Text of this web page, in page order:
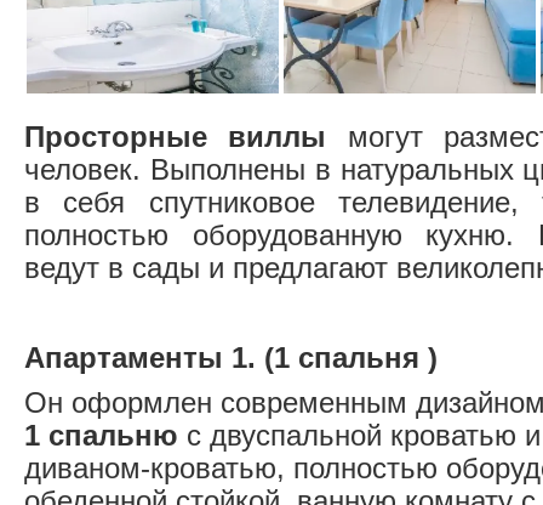
Просторные виллы могут
человек. Выполнены в натуральных
в себя спутниковое
полностью оборудованную
ведут в сады и предлагают
Апартаменты 1. (1 спальня )
Он оформлен современным
1 спальню с двуспальной кроватью
диваном-кроватью, полностью